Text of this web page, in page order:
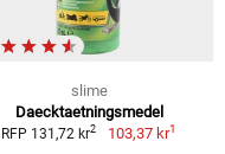
slime
Daecktaetningsmedel
RFP 131,72 kr2 103,37 kr1